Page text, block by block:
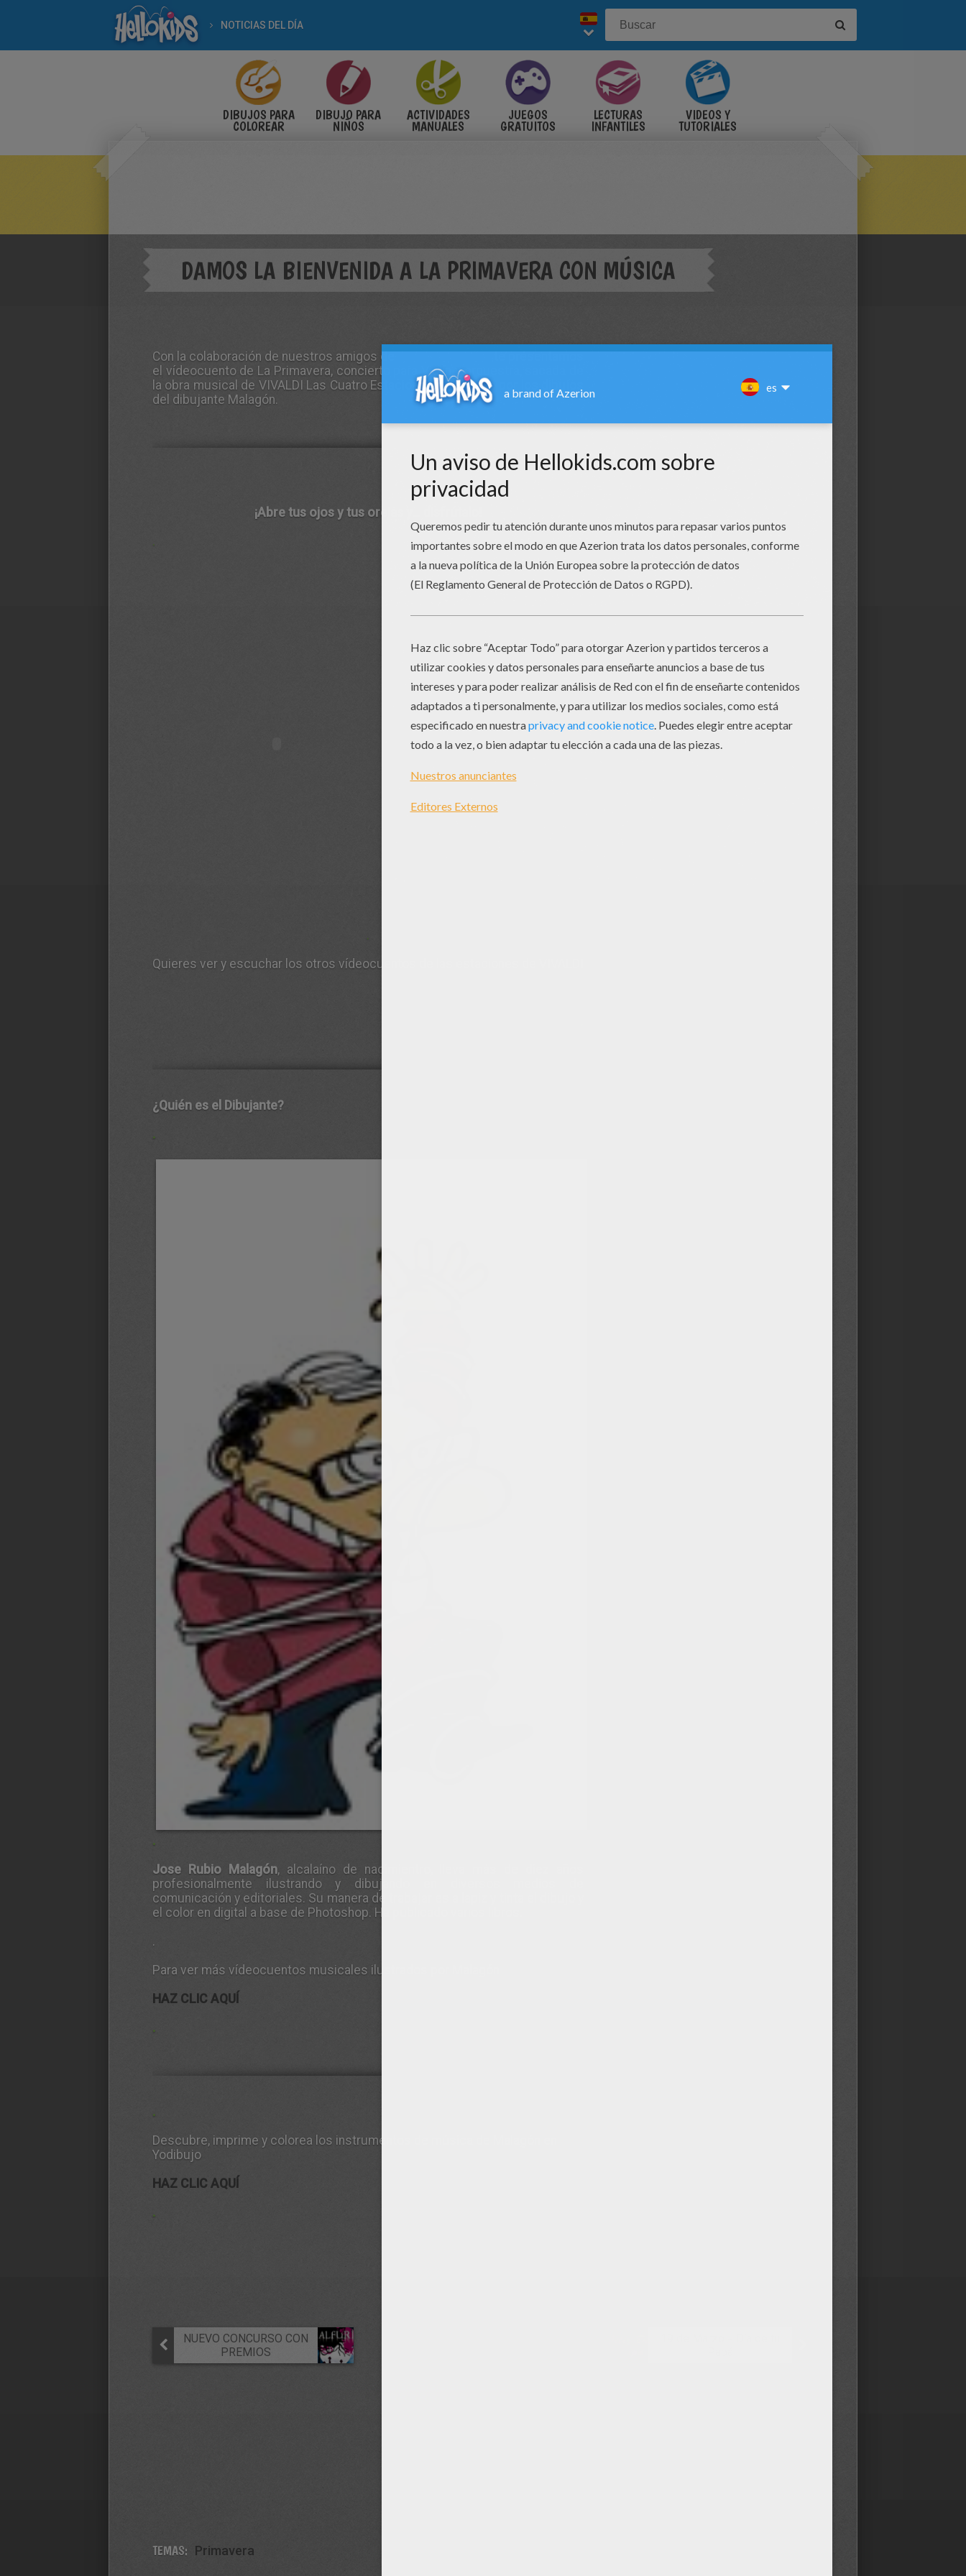
NOTICIAS DEL DÍA
DIBUJOS PARA
COLOREAR
DIBUJO PARA
NIÑOS
ACTIVIDADES
MANUALES
JUEGOS
GRATUITOS
LECTURAS
INFANTILES
VIDEOS Y
TUTORIALES
DAMOS LA BIENVENIDA A LA PRIMAVERA CON MÚSICA
Con la colaboración de nuestros amigos de
el vídeocuento de La Primavera, concierto para Violín y orquestra, sacada de
la obra musical de VIVALDI Las Cuatro Estacionese ilustrado por los dibujos
del dibujante Malagón.
¡Abre tus ojos y tus orejas y... disfrútalo!
.
.
Quieres ver y escuchar los otros vídeocuentos de las estaciones de VIVALDI
¿Quién es el Dibujante?
.
.
Jose Rubio Malagón, alcalaíno de nacimientro, lleva más de diez años
profesionalmente ilustrando y dibujando en diversos medios de
comunicación y editoriales. Su manera de trabajar es a lapiz y tinta el dibujo y
el color en digital a base de Photoshop. Ha publicado varios libros.
.
Para ver más vídeocuentos musicales ilustrados por Malagón
HAZ CLIC AQUÍ
.
.
Descubre, imprime y colorea los instrumentos de música de Malagón en
Yodibujo
HAZ CLIC AQUÍ
.
NUEVO CONCURSO CON
PREMIOS
TEMAS: Primavera